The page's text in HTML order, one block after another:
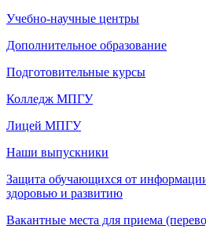
Учебно-научные центры
Дополнительное образование
Подготовительные курсы
Колледж МПГУ
Лицей МПГУ
Наши выпускники
Защита обучающихся от
здоровью и развитию
Вакантные места для приема